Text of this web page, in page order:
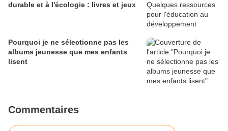
durable et à l'écologie : livres et jeux
Pourquoi je ne sélectionne pas les
albums jeunesse que mes enfants
lisent
Commentaires